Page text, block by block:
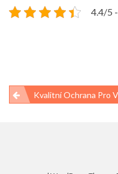
4.4/5
Navigace
Kvalitní Ochrana Pro Vašeho Motorového Oře